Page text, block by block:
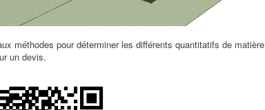
méthodes pour déterminer les différents quantitatifs de matière
un devis.